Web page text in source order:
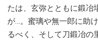
たは、玄弥とともに鍛冶
が…。蜜璃や無一郎に助
るべく、そして刀鍛冶の